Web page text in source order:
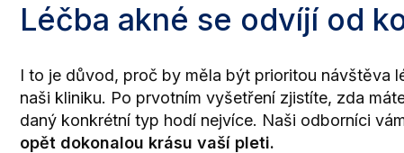
Léčba akné se odvíjí od
I to je důvod, proč by měla být prioritou návštěva
naši kliniku. Po prvotním vyšetření zjistíte, zda
daný konkrétní typ hodí nejvíce. Naši odborníci
opět dokonalou krásu vaší pleti.